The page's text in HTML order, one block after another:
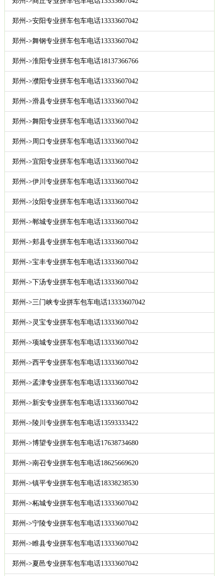
郑州->安阳专业拼车包车电话13333607042
郑州->舞钢专业拼车包车电话13333607042
郑州->淮阳专业拼车包车电话18137366766
郑州->濮阳专业拼车包车电话13333607042
郑州->滑县专业拼车包车电话13333607042
郑州->舞阳专业拼车包车电话13333607042
郑州->周口专业拼车包车电话13333607042
郑州->宜阳专业拼车包车电话13333607042
郑州->伊川专业拼车包车电话13333607042
郑州->汝阳专业拼车包车电话13333607042
郑州->郸城专业拼车包车电话13333607042
郑州->郏县专业拼车包车电话13333607042
郑州->宝丰专业拼车包车电话13333607042
郑州->下汤专业拼车包车电话13333607042
郑州->三门峡专业拼车包车电话13333607042
郑州->灵宝专业拼车包车电话13333607042
郑州->项城专业拼车包车电话13333607042
郑州->西平专业拼车包车电话13333607042
郑州->孟津专业拼车包车电话13333607042
郑州->新安专业拼车包车电话13333607042
郑州->陵川专业拼车包车电话13593333422
郑州->博望专业拼车包车电话17638734680
郑州->南召专业拼车包车电话18625669620
郑州->镇平专业拼车包车电话18338238530
郑州->柘城专业拼车包车电话13333607042
郑州->宁陵专业拼车包车电话13333607042
郑州->睢县专业拼车包车电话13333607042
郑州->夏邑专业拼车包车电话13333607042